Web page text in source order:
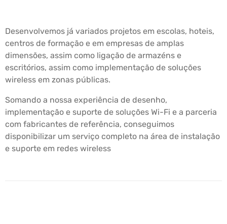
Desenvolvemos já variados projetos em escolas, hoteis,
centros de formação e em empresas de amplas
dimensões, assim como ligação de armazéns e
escritórios, assim como implementação de soluções
wireless em zonas públicas.
Somando a nossa experiência de desenho,
implementação e suporte de soluções Wi-Fi e a parceria
com fabricantes de referência, conseguimos
disponibilizar um serviço completo na área de instalação
e suporte em redes wireless